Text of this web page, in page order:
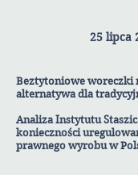
25 lipca
Beztytoniowe woreczki
alternatywa dla
Analiza Instytutu
konieczności
prawnego wyrobu w